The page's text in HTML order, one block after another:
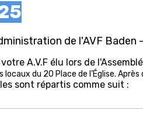
de l'AVF Baden
A.V.F élu lors de
du 20 Place de l’Église.
sont répartis comme suit :